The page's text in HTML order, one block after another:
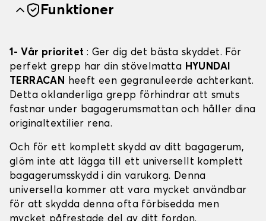
Funktioner
1- Vår prioritet : Ger dig det bästa skyddet. För
perfekt grepp har din stövelmatta HYUNDAI
TERRACAN heeft een gegranuleerde achterkant.
Detta oklanderliga grepp förhindrar att smuts
fastnar under bagagerumsmattan och håller dina
originaltextilier rena.
Och för ett komplett skydd av ditt bagagerum,
glöm inte att lägga till ett universellt komplett
bagagerumsskydd i din varukorg. Denna
universella kommer att vara mycket användbar
för att skydda denna ofta förbisedda men